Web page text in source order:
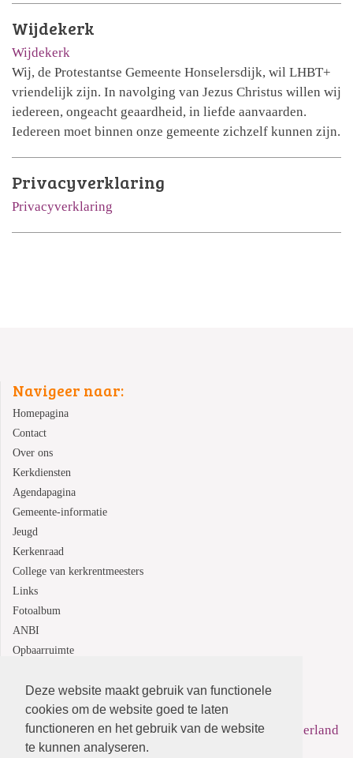
Deze website maakt gebruik van functionele
cookies om de website goed te laten
functioneren en het gebruik van de website
te kunnen analyseren.
Wijdekerk
Wijdekerk
Wij, de Protestantse Gemeente Honselersdijk, wil LHBT+
vriendelijk zijn. In navolging van Jezus Christus willen wij
iedereen, ongeacht geaardheid, in liefde aanvaarden.
Iedereen moet binnen onze gemeente zichzelf kunnen zijn.
Privacyverklaring
Privacyverklaring
Navigeer naar:
Homepagina
Contact
Over ons
Kerkdiensten
Agendapagina
Gemeente-informatie
Jeugd
Kerkenraad
College van kerkrentmeesters
Links
Fotoalbum
ANBI
Opbaarruimte
Protestantsekerk.net is een samenwerking tussen de
dienstenorganisatie van deProtestantse Kerk in Nederland
enHuman Content Mediaproducties B.V.